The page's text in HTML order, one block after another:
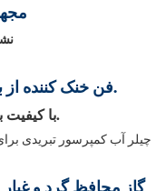
فن خنک کننده از برند معروف نصب شده است.
با کیفیت بالا و درصد خرابی پایین.